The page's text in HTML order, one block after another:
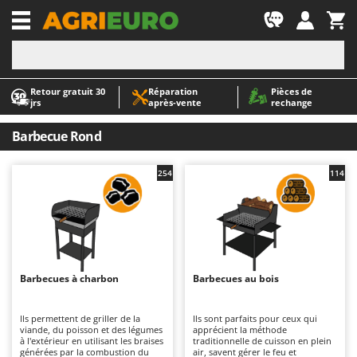
Retour gratuit 30
jrs
Réparation
après‑vente
Pièces de
rechange
-1
A
Abris de jardin
Accessoires pour tracteurs tondeuses autoportés
Aérateurs Scarificateurs pour gazon
Arracheuses de pommes de terre pour tracteur
Aspirateurs - Balais Électriques
Aspirateurs à cendres
Aspirateurs à feuilles sur roues
Aspirateurs de piscine
Atomiseurs agricoles pour tracteurs
Atomiseurs pour traitements
A
AgriEuro Premium
AgriEuro TOP-LINE
Aima
Airmec
AL-KO
ALA 2000
Alpina
Ama
Barbecue Rond
Barbecues à charbon
Ils permettent de griller de la
viande, du poisson et des légumes
à l'extérieur en utilisant les braises
générées par la combustion du
254
Barbecues au bois
Ils sont parfaits pour ceux qui
apprécient la méthode
traditionnelle de cuisson en plein
air, savent gérer le feu et
114